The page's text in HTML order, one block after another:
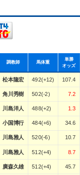
調教師 馬体重
単勝
オッズ
松本隆宏 492(+12) 107.4
角川秀樹 502(-2) 7.2
川島洋人 488(+2) 1.3
小国博行 484(+6) 34.6
川島雅人 520(-6) 10.7
川島雅人 512(+4) 8.7
廣森久雄 512(+4) 45.7